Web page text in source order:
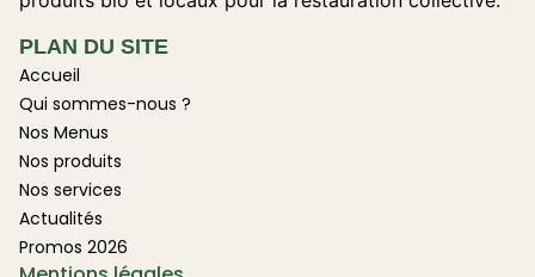
PLAN DU SITE
Accueil
Qui sommes-nous ?
Nos Menus
Nos produits
Nos services
Actualités
Promos 2026